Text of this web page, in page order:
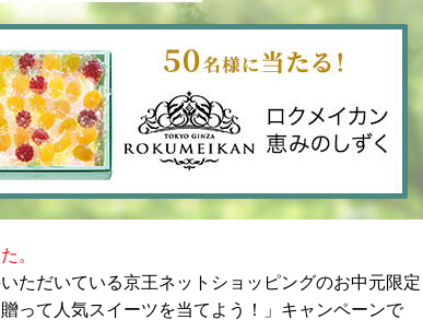
。
ただいている京王ネットショッピングのお中元限定
って人気スイーツを当てよう！」キャンペーンで